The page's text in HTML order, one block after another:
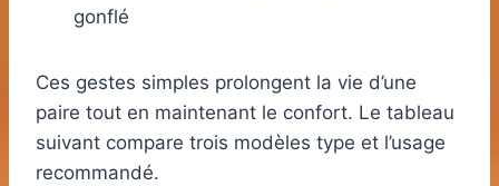
gonflé
Ces gestes simples prolongent la vie d’une
paire tout en maintenant le confort. Le tableau
suivant compare trois modèles type et l’usage
recommandé.